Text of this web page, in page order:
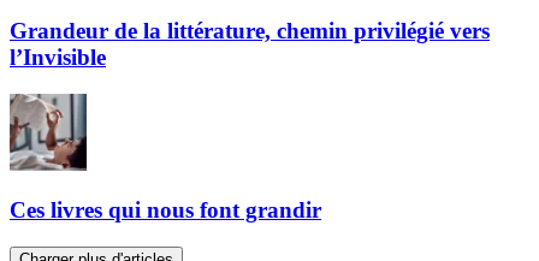
Grandeur de la littérature, chemin privilégié vers
l’Invisible
Ces livres qui nous font grandir